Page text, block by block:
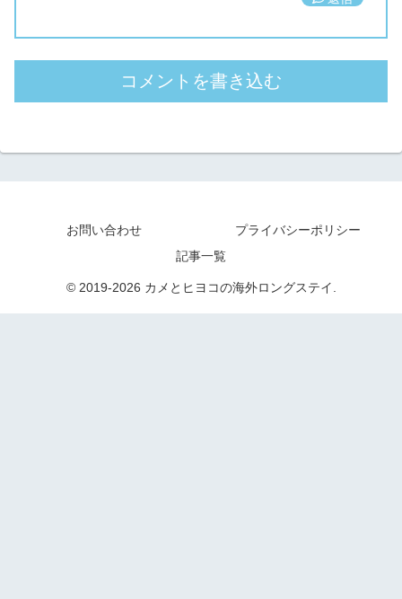
コメントを書き込む
お問い合わせ
プライバシーポリシー
記事一覧
© 2019-2026 カメとヒヨコの海外ロングステイ.